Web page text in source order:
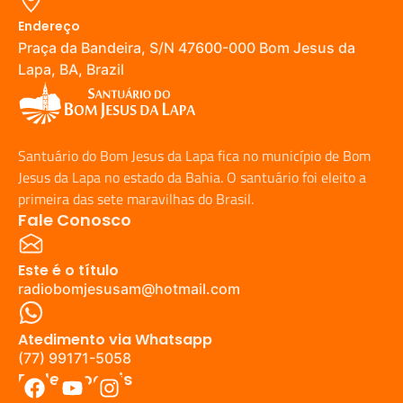
Endereço
Praça da Bandeira, S/N 47600-000 Bom Jesus da
Lapa, BA, Brazil
Santuário do Bom Jesus da Lapa fica no município de Bom
Jesus da Lapa no estado da Bahia. O santuário foi eleito a
primeira das sete maravilhas do Brasil.
Fale Conosco
Este é o título
radiobomjesusam@hotmail.com
Atedimento via Whatsapp
(77) 99171-5058
Redes Sociais